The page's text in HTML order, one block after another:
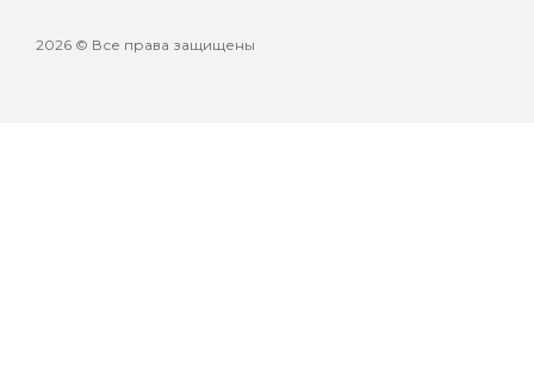
2026 © Все права защищены